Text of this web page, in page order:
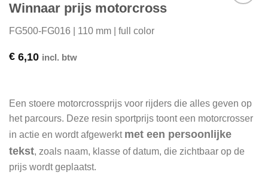
Winnaar prijs motorcross
FG500-FG016 | 110 mm | full color
€ 6,10 incl. btw
Een stoere motorcrossprijs voor rijders die alles geven op
het parcours. Deze resin sportprijs toont een motorcrosser
in actie en wordt afgewerkt met een persoonlijke
tekst, zoals naam, klasse of datum, die zichtbaar op de
prijs wordt geplaatst.